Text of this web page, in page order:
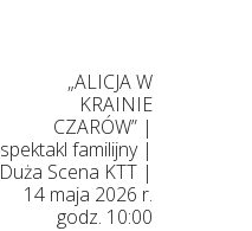
„ALICJA W
KRAINIE
CZARÓW” |
spektakl familijny |
Duża Scena KTT |
14 maja 2026 r.
godz. 10:00